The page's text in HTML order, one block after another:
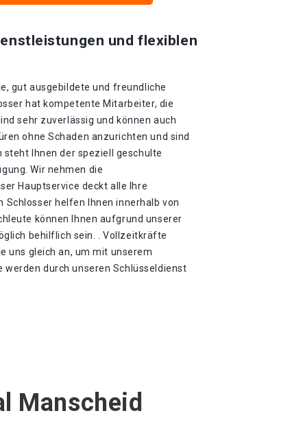
und flexiblen
gut ausgebildete und freundliche
hat kompetente Mitarbeiter, die
sehr zuverlässig und können auch
ohne Schaden anzurichten und sind
Ihnen der speziell geschulte
Wir nehmen die
Hauptservice deckt alle Ihre
Schlosser helfen Ihnen innerhalb von
können Ihnen aufgrund unserer
behilflich sein. . Vollzeitkräfte
uns gleich an, um mit unserem
werden durch unseren Schlüsseldienst
Manscheid